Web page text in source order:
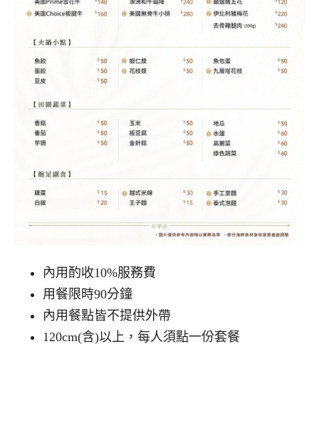
內用酌收10%服務費
用餐限時90分鐘
內用餐點皆不提供外帶
120cm(含)以上，每人須點一份套餐